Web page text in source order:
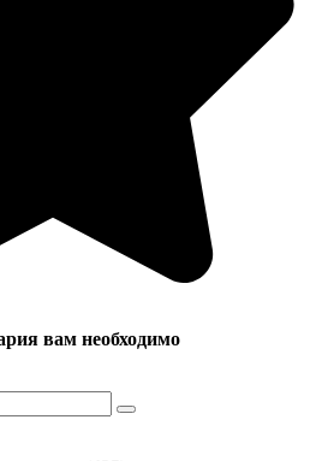
вам необходимо